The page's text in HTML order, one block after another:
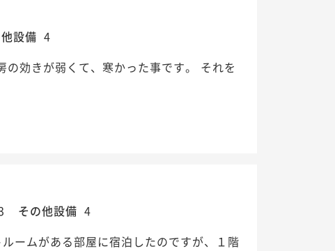
設備 4
効きが弱くて、寒かった事です。 それを
その他設備 4
ームがある部屋に宿泊したのですが、１階